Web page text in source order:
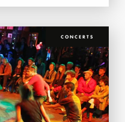
CONCERTS